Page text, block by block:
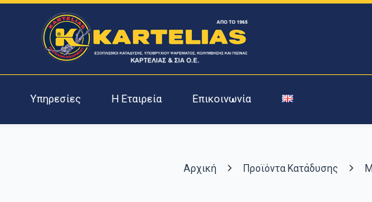
Υπηρεσίες Η Εταιρεία Επικοινωνία
Αρχική Προϊόντα Κατάδυσης